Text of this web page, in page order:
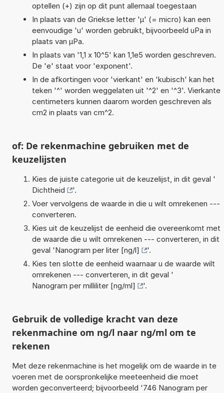
optellen (+) zijn op dit punt allemaal toegestaan
In plaats van de Griekse letter 'µ' (= micro) kan een
eenvoudige 'u' worden gebruikt, bijvoorbeeld uPa in
plaats van µPa.
In plaats van '1,1 x 10^5' kan 1,1e5 worden geschreven.
De 'e' staat voor 'exponent'.
In de afkortingen voor 'vierkant' en 'kubisch' kan het
teken '^' worden weggelaten uit '^2' en '^3'. Vierkante
centimeters kunnen daarom worden geschreven als
cm2 in plaats van cm^2.
of: De rekenmachine gebruiken met de
keuzelijsten
Kies de juiste categorie uit de keuzelijst, in dit geval '
Dichtheid
'.
Voer vervolgens de waarde in die u wilt omrekenen ---
converteren.
Kies uit de keuzelijst de eenheid die overeenkomt met
de waarde die u wilt omrekenen --- converteren, in dit
geval 'Nanogram per liter [ng/l]
'.
Kies ten slotte de eenheid waarnaar u de waarde wilt
omrekenen --- converteren, in dit geval '
Nanogram per milliliter [ng/ml]
'.
Gebruik de volledige kracht van deze
rekenmachine om ng/l naar ng/ml om te
rekenen
Met deze rekenmachine is het mogelijk om de waarde in te
voeren met de oorspronkelijke meeteenheid die moet
worden geconverteerd; bijvoorbeeld '746 Nanogram per